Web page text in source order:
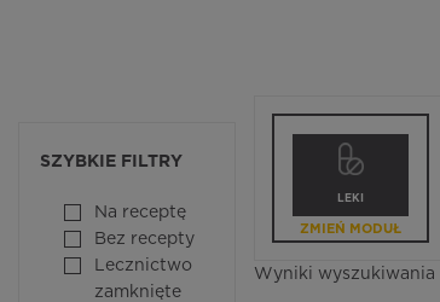
SZYBKIE FILTRY
Na receptę
Bez recepty
Lecznictwo
zamknięte
LEKI
ZMIEŃ MODUŁ
Wyniki wyszukiwania